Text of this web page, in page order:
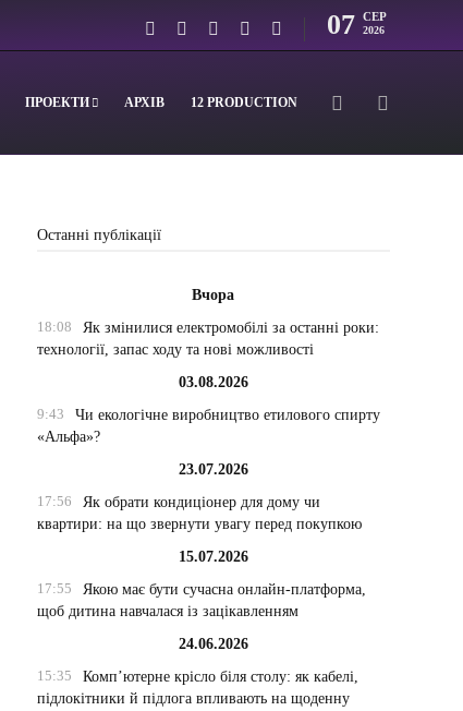
07 СЕР
2026
ПРОЕКТИ АРХІВ 12 PRODUCTION
Останні публікації
Вчора
18:08
Як змінилися електромобілі за останні роки:
технології, запас ходу та нові можливості
03.08.2026
9:43
Чи екологічне виробництво етилового спирту
«Альфа»?
23.07.2026
17:56
Як обрати кондиціонер для дому чи
квартири: на що звернути увагу перед покупкою
15.07.2026
17:55
Якою має бути сучасна онлайн-платформа,
щоб дитина навчалася із зацікавленням
24.06.2026
15:35
Комп’ютерне крісло біля столу: як кабелі,
підлокітники й підлога впливають на щоденну